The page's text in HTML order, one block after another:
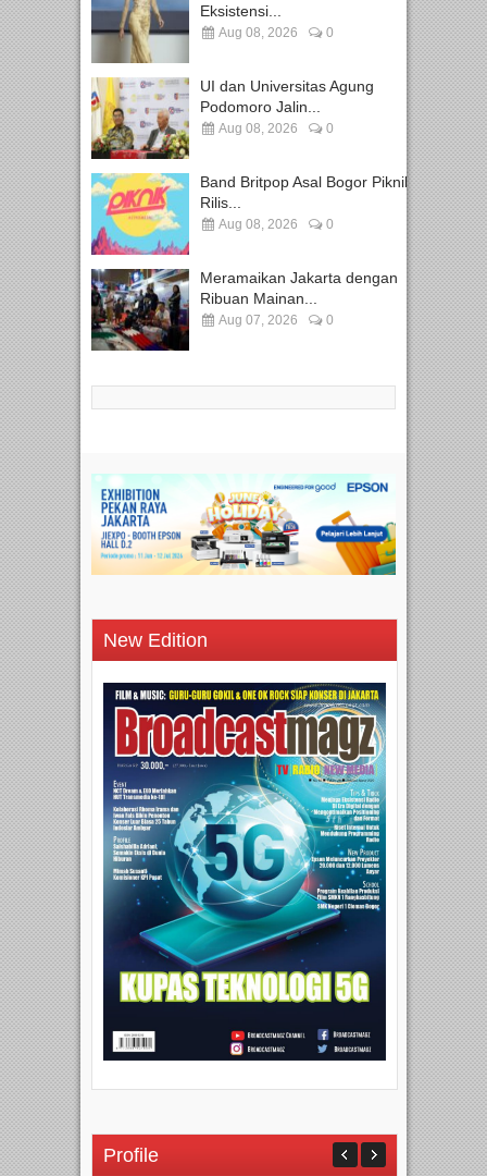
Eksistensi...
Aug 08, 2026 0
UI dan Universitas Agung
Podomoro Jalin...
Aug 08, 2026 0
Band Britpop Asal Bogor Piknik
Rilis...
Aug 08, 2026 0
Meramaikan Jakarta dengan
Ribuan Mainan...
Aug 07, 2026 0
New Edition
Profile